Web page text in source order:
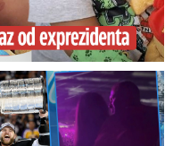
Reakce manželky!